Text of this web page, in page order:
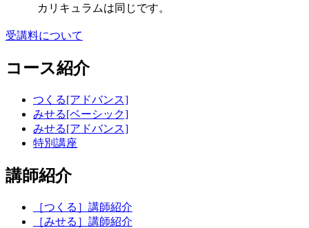
カリキュラムは同じです。
受講料について
コース紹介
つくる[アドバンス]
みせる[ベーシック]
みせる[アドバンス]
特別講座
講師紹介
［つくる］講師紹介
［みせる］講師紹介